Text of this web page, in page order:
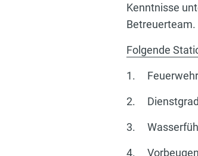
Kenntnisse
Betreuerteam.
Folgende
1.
2.
3.
4.